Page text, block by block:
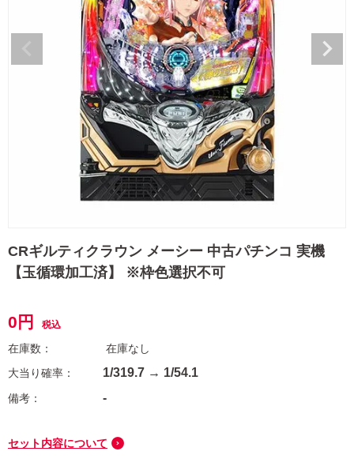
CRギルティクラウン メーシー 中古パチンコ 実機
【玉循環加工済】 ※枠色選択不可
0 税込
在庫なし
1/319.7 → 1/54.1
-
セット内容について